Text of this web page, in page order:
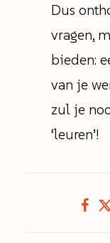
Dus
vragen,
bieden:
van je
zul je
‘leuren’!